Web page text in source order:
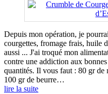
Depuis mon opération, je
courgettes, fromage frais, huile
aussi ... J'ai troqué mon
contre une addiction aux
quantités. Il vous faut : 80 gr de
100 gr de beurre…
lire la suite